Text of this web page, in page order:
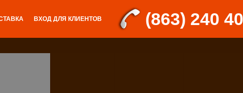
ВХОД ДЛЯ КЛИЕНТОВ (863) 240